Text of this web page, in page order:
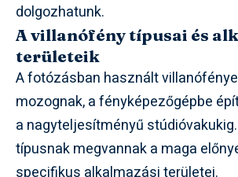
dolgozhatunk.
A villanófény típusai és
területeik
A fotózásban használt
mozognak, a fényképezőgépbe
a nagyteljesítményű
típusnak megvannak a maga
specifikus alkalmazási területei.